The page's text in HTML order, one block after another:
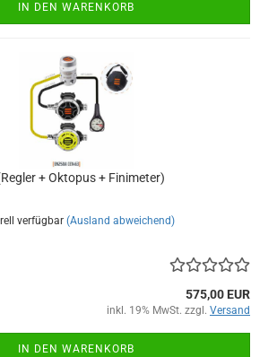
IN DEN WARENKORB
+ Oktopus + Finimeter)
verfügbar (Ausland abweichend)
575,00 EUR
inkl. 19% MwSt. zzgl. Versand
IN DEN WARENKORB